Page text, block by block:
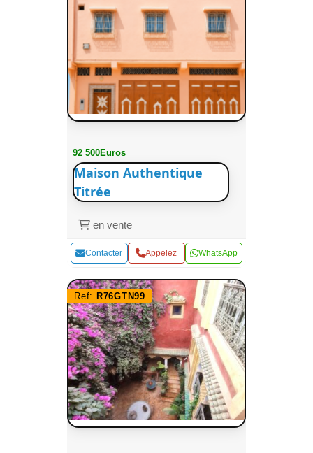
92 500Euros
Maison Authentique
Titrée
en vente
Contacter Appelez WhatsApp
Ref: R76GTN99